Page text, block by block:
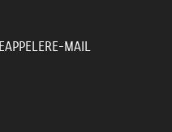
APPELERE-MAIL